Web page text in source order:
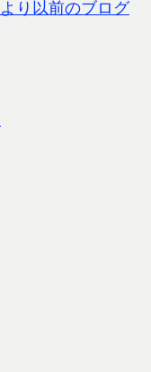
より以前のブログ